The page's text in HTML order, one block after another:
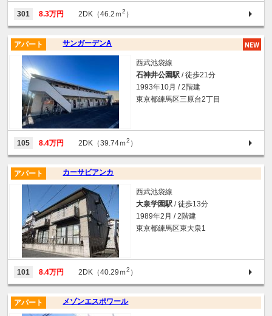
301 8.3万円 2DK（46.2ｍ2 ）
サンガーデンA
アパート
西武池袋線
石神井公園駅 / 徒歩21分
1993年10月 / 2階建
東京都練馬区三原台2丁目
105 8.4万円 2DK（39.74ｍ2 ）
カーサビアンカ
アパート
西武池袋線
大泉学園駅 / 徒歩13分
1989年2月 / 2階建
東京都練馬区東大泉1
101 8.4万円 2DK（40.29ｍ2 ）
メゾンエスポワール
アパート